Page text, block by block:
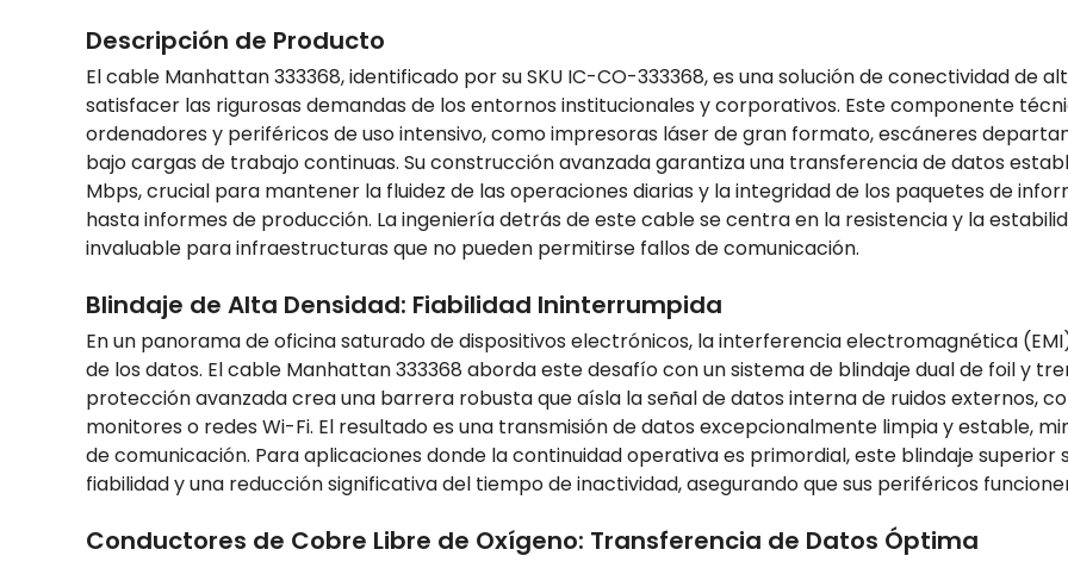
Descripción de Producto
El cable Manhattan 333368, identificado por su SKU IC-CO-333368, es una solución de conectividad
satisfacer las rigurosas demandas de los entornos institucionales y corporativos. Este componente
ordenadores y periféricos de uso intensivo, como impresoras láser de gran formato, escáneres
bajo cargas de trabajo continuas. Su construcción avanzada garantiza una transferencia de datos
Mbps, crucial para mantener la fluidez de las operaciones diarias y la integridad de los paquetes de
hasta informes de producción. La ingeniería detrás de este cable se centra en la resistencia y la
invaluable para infraestructuras que no pueden permitirse fallos de comunicación.
Blindaje de Alta Densidad: Fiabilidad Ininterrumpida
En un panorama de oficina saturado de dispositivos electrónicos, la interferencia electromagnética
de los datos. El cable Manhattan 333368 aborda este desafío con un sistema de blindaje dual de foil y
protección avanzada crea una barrera robusta que aísla la señal de datos interna de ruidos externos,
monitores o redes Wi-Fi. El resultado es una transmisión de datos excepcionalmente limpia y estable,
de comunicación. Para aplicaciones donde la continuidad operativa es primordial, este blindaje
fiabilidad y una reducción significativa del tiempo de inactividad, asegurando que sus periféricos
Conductores de Cobre Libre de Oxígeno: Transferencia de Datos Óptima